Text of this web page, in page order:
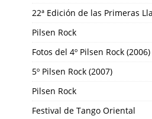
22ª Edición de las Primeras
Pilsen Rock
Fotos del 4º Pilsen Rock (2006)
5º Pilsen Rock (2007)
Pilsen Rock
Festival de Tango Oriental